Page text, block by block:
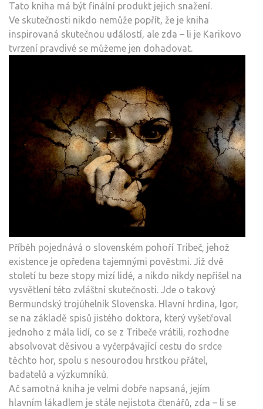
Tato kniha má být finální produkt jejich snažení.
Ve skutečnosti nikdo nemůže popřít, že je kniha
inspirovaná skutečnou událostí, ale zda – li je Karikovo
tvrzení pravdivé se můžeme jen dohadovat.
Příběh pojednává o slovenském pohoří Tribeč, jehož
existence je opředena tajemnými pověstmi. Již dvě
století tu beze stopy mizí lidé, a nikdo nikdy nepřišel na
vysvětlení této zvláštní skutečnosti. Jde o takový
Bermundský trojúhelník Slovenska. Hlavní hrdina, Igor,
se na základě spisů jistého doktora, který vyšetřoval
jednoho z mála lidí, co se z Tribeče vrátili, rozhodne
absolvovat děsivou a vyčerpávající cestu do srdce
těchto hor, spolu s nesourodou hrstkou přátel,
badatelů a výzkumníků.
Ač samotná kniha je velmi dobře napsaná, jejím
hlavním lákadlem je stále nejistota čtenářů, zda – li se